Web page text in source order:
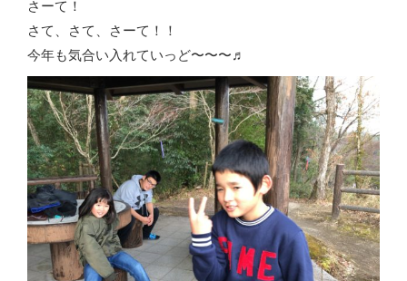
さーて！
さて、さて、さーて！！
今年も気合い入れていっど〜〜〜♬